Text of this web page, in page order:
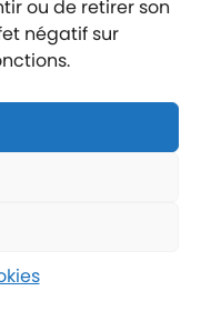
ou de retirer son
négatif sur